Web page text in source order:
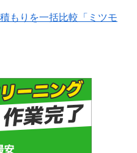
もりを一括比較「ミツモ